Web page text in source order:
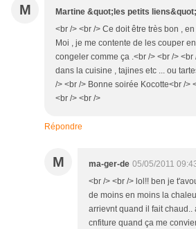
M Martine &quot;les petits liens&quot;
<br /> <br /> Ce doit être très bon ,
Moi , je me contente de les couper
congeler comme ça .<br /> <br />
dans la cuisine , tajines etc ... ou
/> <br /> Bonne soirée Kocotte<br />
<br /> <br />
Répondre
M ma-ger-de 05/05/2011
<br /> <br /> lol!! ben je
de moins en moins la
arrievnt quand il fait chaud..
cnfiture quand ça me